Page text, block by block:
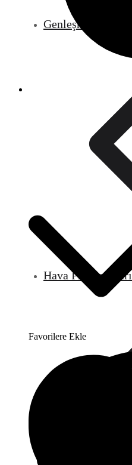
Genleşme Tankları
Hava Prosestatları
Favorilere Ekle